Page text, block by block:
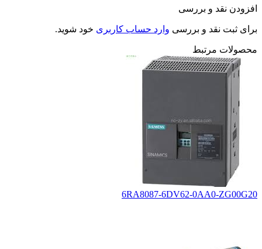
افزودن نقد و بررسی
برای ثبت نقد و بررسی وارد حساب کاربری خود شوید.
محصولات مرتبط
6RA8087-6DV62-0AA0-ZG00G20